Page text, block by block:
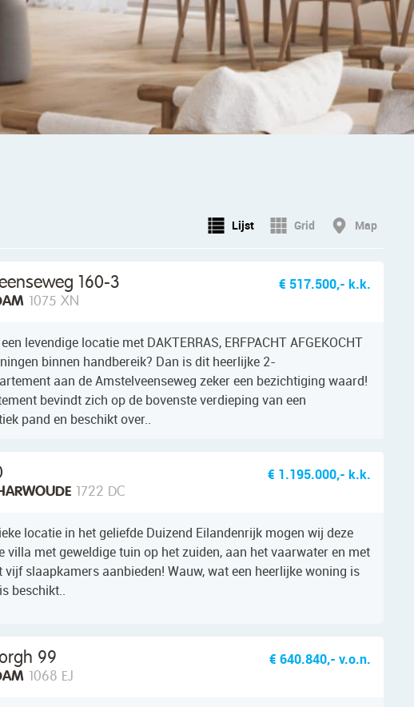
Lijst Grid Map
160-3
1075 XN
€ 517.500,- k.k.
levendige locatie met DAKTERRAS, ERFPACHT AFGEKOCHT
binnen handbereik? Dan is dit heerlijke 2-
aan de Amstelveenseweg zeker een bezichtiging waard!
bevindt zich op de bovenste verdieping van een
pand en beschikt over..
1722 DC
€ 1.195.000,- k.k.
locatie in het geliefde Duizend Eilandenrijk mogen wij deze
villa met geweldige tuin op het zuiden, aan het vaarwater en met
vijf slaapkamers aanbieden! Wauw, wat een heerlijke woning is
beschikt..
99
1068 EJ
€ 640.840,- v.o.n.